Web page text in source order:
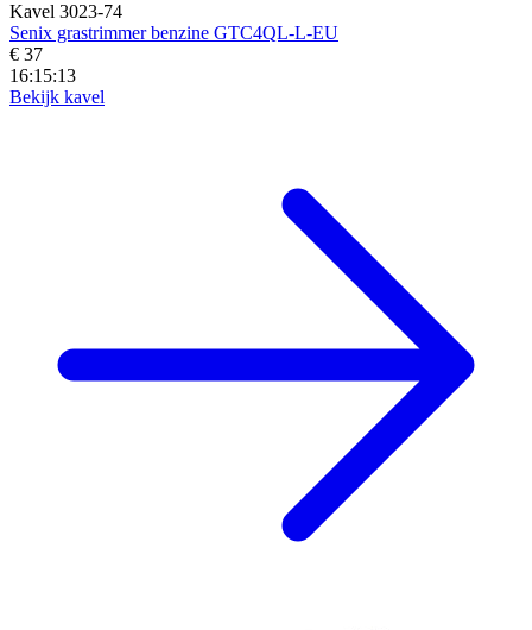
Kavel 3023-74
Senix grastrimmer benzine GTC4QL-L-EU
€ 37
16:15:11
Bekijk kavel